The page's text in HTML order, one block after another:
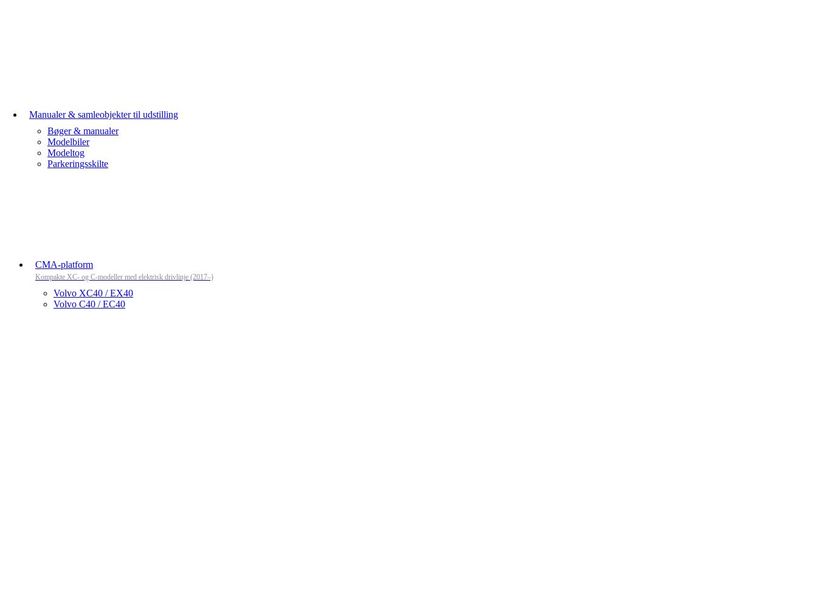
Manualer & samleobjekter til udstilling
Bøger & manualer
Modelbiler
Modeltog
Parkeringsskilte
CMA-platform
Kompakte XC- og C-modeller med elektrisk drivlinje (2017–)
Volvo XC40 / EX40
Volvo C40 / EC40